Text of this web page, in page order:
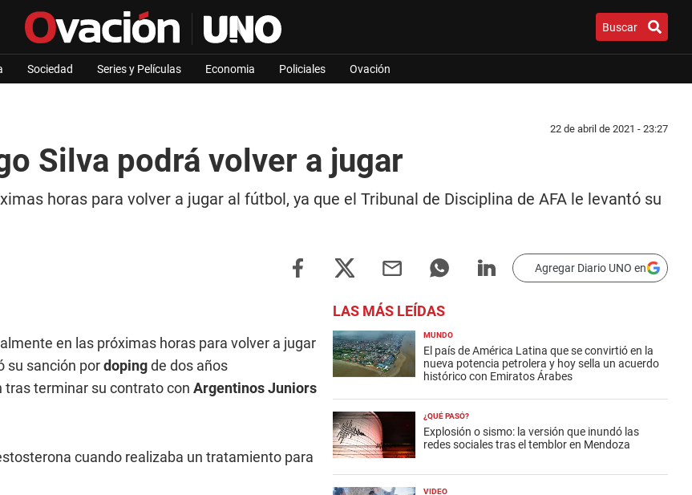
Buscar
Sociedad Series y Películas Economia Policiales Ovación
22 de abril de 2021 - 23:27
Silva podrá volver a jugar
horas para volver a jugar al fútbol, ya que el Tribunal de Disciplina de AFA le levantó su
Agregar Diario UNO en
en las próximas horas para volver a jugar
su sanción pordopingde dos años
terminar su contrato con Argentinos Juniors
cuando realizaba un tratamiento para
LAS MÁS LEÍDAS
MUNDO
El país de América Latina que se convirtió en la
nueva potencia petrolera y hoy sella un acuerdo
histórico con Emiratos Árabes
¿QUÉ PASÓ?
Explosión o sismo: la versión que inundó las
redes sociales tras el temblor en Mendoza
VIDEO